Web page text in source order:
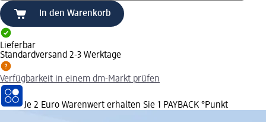
In den Warenkorb
Lieferbar
Standardversand 2-3 Werktage
Verfügbarkeit in einem dm-Markt prüfen
Je 2 Euro Warenwert erhalten Sie 1 PAYBACK °Punkt